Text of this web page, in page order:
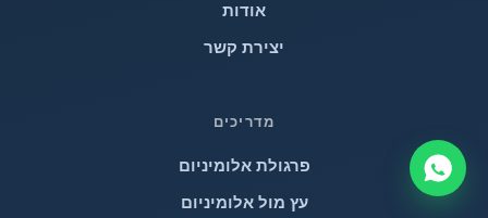
אודות
יצירת קשר
מדריכים
פרגולת אלומיניום
עץ מול אלומיניום